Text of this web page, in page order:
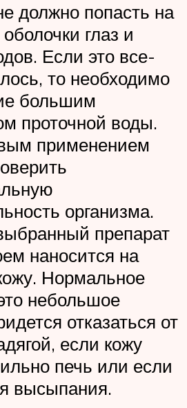
должно попасть на
глаз и
Если это все-
то необходимо
большим
проточной воды.
применением
организма.
препарат
наносится на
Нормальное
небольшое
отказаться от
если кожу
печь или если
высыпания.